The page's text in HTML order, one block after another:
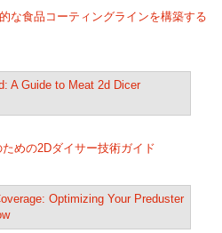
な食品コーティングラインを構築する
めの2Dダイサー技術ガイド